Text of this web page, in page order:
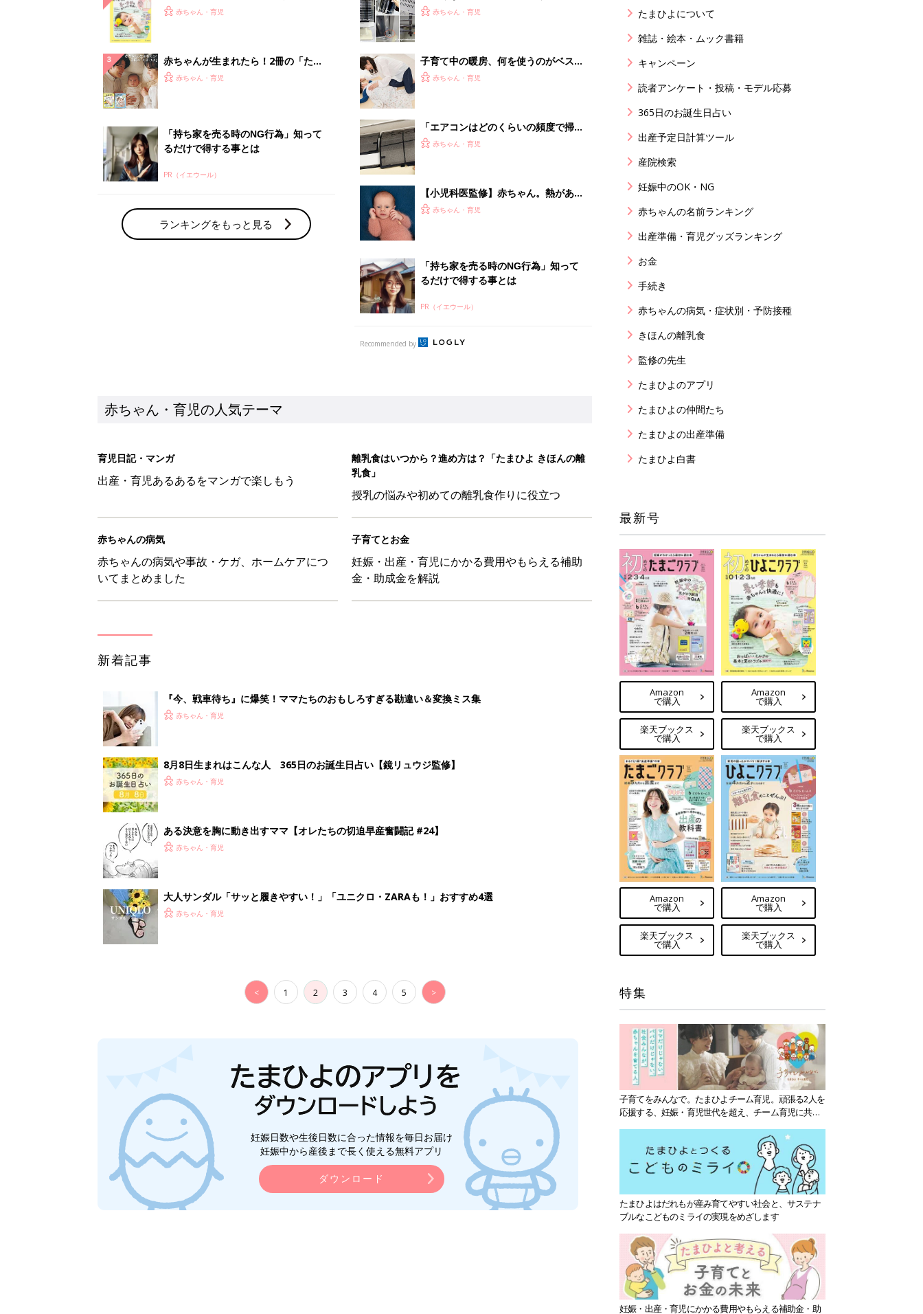
るだけで得する事とは
PR（イエウール）
赤ちゃん・育児の人気テーマ
育児日記・マンガ
離乳食はいつから？進め方は？「たまひよ きほんの離
授乳の悩みや初めての離乳食作りに役立つ
子育てとお金
妊娠・出産・育児にかかる費用やもらえる補助
金・助成金を解説
『今、戦車待ち』に爆笑！ママたちのおもしろすぎる勘違い＆変換ミス集
赤ちゃん・育児
8月8日生まれはこんな人 365日のお誕生日占い【鏡リュウジ監修】
赤ちゃん・育児
ある決意を胸に動き出すママ【オレたちの切迫早産奮闘記 #24】
< 1 2 3 4 5 >
たまひよについて
雑誌・絵本・ムック書籍
キャンペーン
読者アンケート・投稿・モデル応募
365日のお誕生日占い
出産予定日計算ツール
産院検索
妊娠中のOK・NG
赤ちゃんの名前ランキング
出産準備・育児グッズランキング
お金
手続き
赤ちゃんの病気・症状別・予防接種
きほんの離乳食
監修の先生
たまひよのアプリ
たまひよの仲間たち
たまひよの出産準備
たまひよ白書
最新号
Amazon
で購入
楽天ブックス
で購入
Amazon
で購入
楽天ブックス
で購入
Amazon
で購入
楽天ブックス
で購入
Amazon
で購入
楽天ブックス
で購入
特集
子育てをみんなで。たまひよチーム育児。頑張る2人を
応援する、妊娠・育児世代を超え、チーム育児に共感
たまひよはだれもが産み育てやすい社会と、サステナ
ブルなこどものミライの実現をめざします
妊娠・出産・育児にかかる費用やもらえる補助金・助